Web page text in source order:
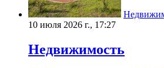
10 июля 2026 г., 17:27
Недвижимость